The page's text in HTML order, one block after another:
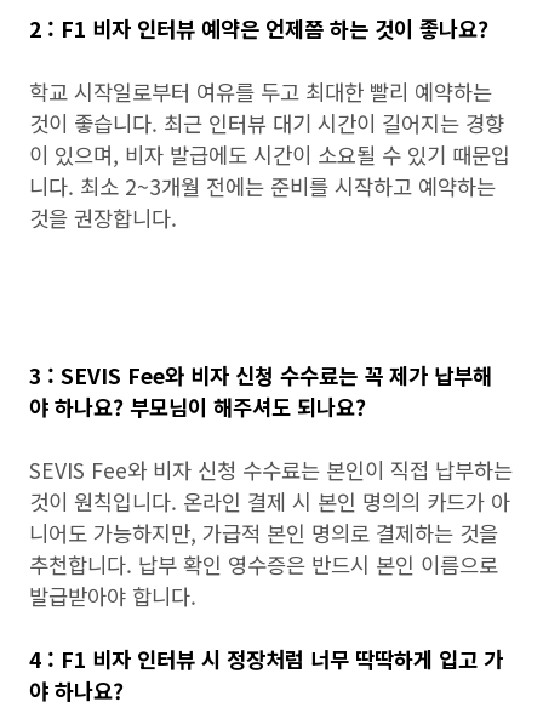
2 : F1 비자 인터뷰 예약은 언제쯤 하는 것이 좋나요?
학교 시작일로부터 여유를 두고 최대한 빨리 예약하는
것이 좋습니다. 최근 인터뷰 대기 시간이 길어지는 경향
이 있으며, 비자 발급에도 시간이 소요될 수 있기 때문입
니다. 최소 2~3개월 전에는 준비를 시작하고 예약하는
것을 권장합니다.
3 : SEVIS Fee와 비자 신청 수수료는 꼭 제가 납부해
야 하나요? 부모님이 해주셔도 되나요?
SEVIS Fee와 비자 신청 수수료는 본인이 직접 납부하는
것이 원칙입니다. 온라인 결제 시 본인 명의의 카드가 아
니어도 가능하지만, 가급적 본인 명의로 결제하는 것을
추천합니다. 납부 확인 영수증은 반드시 본인 이름으로
발급받아야 합니다.
4 : F1 비자 인터뷰 시 정장처럼 너무 딱딱하게 입고 가
야 하나요?